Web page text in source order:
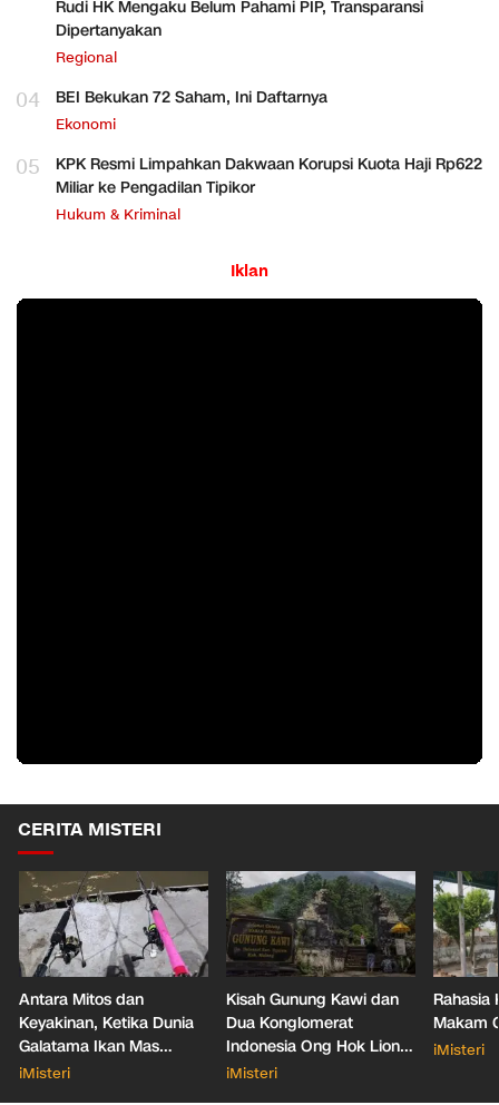
Rudi HK Mengaku Belum Pahami PIP, Transparansi
Dipertanyakan
Regional
04 BEI Bekukan 72 Saham, Ini Daftarnya
Ekonomi
05
KPK Resmi Limpahkan Dakwaan Korupsi Kuota Haji Rp622
Miliar ke Pengadilan Tipikor
Hukum & Kriminal
Iklan
CERITA MISTERI
Antara Mitos dan
Keyakinan, Ketika Dunia
Galatama Ikan Mas
Bersentuhan dengan Hal
iMisteri
Kisah Gunung Kawi dan
Dua Konglomerat
Indonesia Ong Hok Liong
hingga Liem Sioe Liong
iMisteri
Rahasia
Makam
iMisteri